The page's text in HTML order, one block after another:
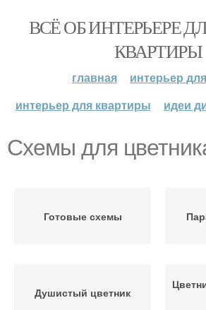
ВСЁ ОБ ИНТЕРЬЕРЕ
КВАРТИРЫ
главная
интерьер
интерьер для квартиры
идеи
Схемы для
Готовые схемы
Душистый цветник